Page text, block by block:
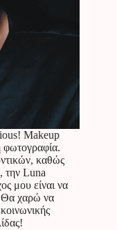
Makeup
φωτογραφία.
καθώς
την Luna
μου είναι να
Θα χαρώ να